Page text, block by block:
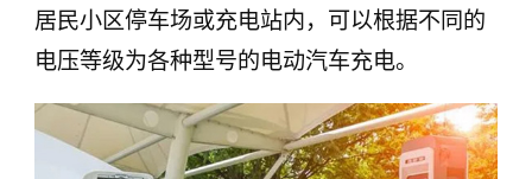
居民小区停车场或充电站内，可以根据不同的
电压等级为各种型号的电动汽车充电。